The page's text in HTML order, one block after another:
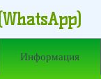
Информация